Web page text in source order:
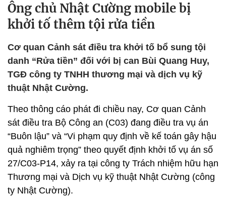
Ông chủ Nhật Cường mobile bị
khởi tố thêm tội rửa tiền
Cơ quan Cảnh sát điều tra khởi tố bổ sung tội
danh “Rửa tiền” đối với bị can Bùi Quang Huy,
TGĐ công ty TNHH thương mại và dịch vụ kỹ
thuật Nhật Cường.
Theo thông cáo phát đi chiều nay, Cơ quan Cảnh
sát điều tra Bộ Công an (C03) đang điều tra vụ án
“Buôn lậu” và “Vi phạm quy định về kế toán gây hậu
quả nghiêm trọng” theo quyết định khởi tố vụ án số
27/C03-P14, xảy ra tại công ty Trách nhiệm hữu hạn
Thương mại và Dịch vụ kỹ thuật Nhật Cường (công
ty Nhật Cường).